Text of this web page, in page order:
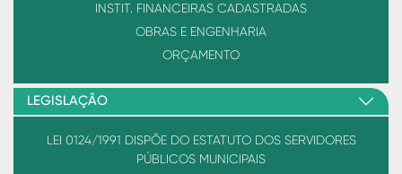
INSTIT. FINANCEIRAS CADASTRADAS
OBRAS E ENGENHARIA
ORÇAMENTO
LEGISLAÇÃO
LEI 0124/1991 DISPÕE DO ESTATUTO DOS SERVIDORES
PÚBLICOS MUNICIPAIS